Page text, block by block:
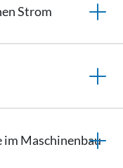
Strom
Maschinenbau